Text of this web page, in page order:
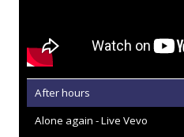
After hours
Alone again - Live Vevo